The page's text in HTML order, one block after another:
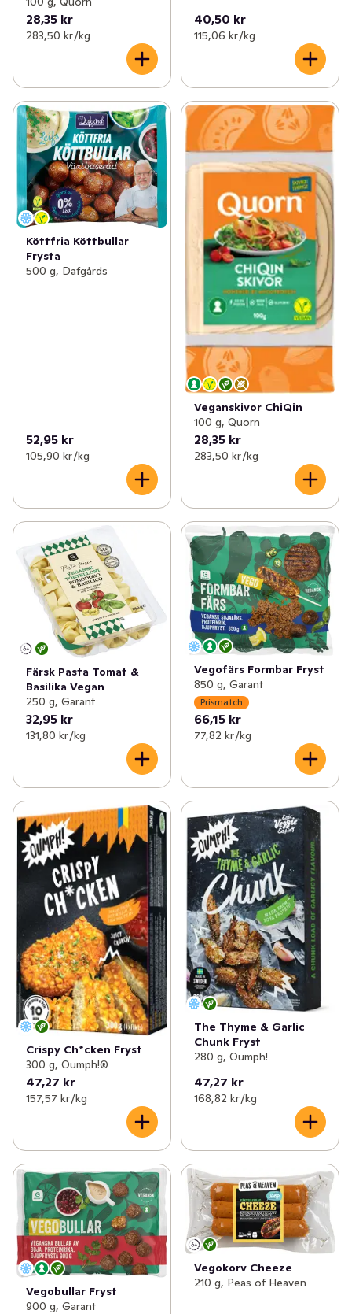
28,35 kr
283,50 kr /kg
40,50 kr
115,06 kr /kg
Köttfria Köttbullar
Frysta
500 g, Dafgårds
52,95 kr
105,90 kr /kg
Veganskivor ChiQin
100 g, Quorn
28,35 kr
283,50 kr /kg
Färsk Pasta Tomat &
Basilika Vegan
250 g, Garant
32,95 kr
131,80 kr /kg
Vegofärs Formbar Fryst
850 g, Garant
Prismatch
66,15 kr
77,82 kr /kg
Crispy Ch*cken Fryst
300 g, Oumph!®
47,27 kr
157,57 kr /kg
The Thyme & Garlic
Chunk Fryst
280 g, Oumph!
47,27 kr
168,82 kr /kg
Vegobullar Fryst
900 g, Garant
Vegokorv Cheeze
210 g, Peas of Heaven